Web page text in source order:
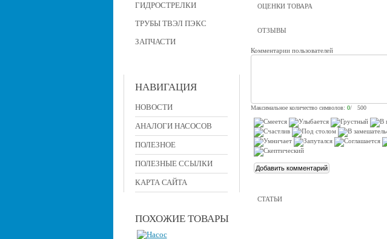
ГИДРОСТРЕЛКИ
ТРУБЫ ТВЭЛ ПЭКС
ЗАПЧАСТИ
НАВИГАЦИЯ
НОВОСТИ
АНАЛОГИ НАСОСОВ
ПОЛЕЗНОЕ
ПОЛЕЗНЫЕ ССЫЛКИ
КАРТА САЙТА
ПОХОЖИЕ ТОВАРЫ
ОЦЕНКИ ТОВАРА
ОТЗЫВЫ
Комментарии пользователей
Максимальное количество символов: 0/ 500
СТАТЬИ